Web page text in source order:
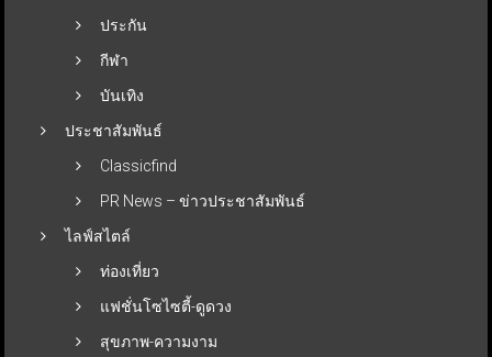
ประกัน
กีฬา
บันเทิง
ประชาสัมพันธ์
Classicfind
PR News – ข่าวประชาสัมพันธ์
ไลฟ์สไตล์
ท่องเที่ยว
แฟชั่นโซไซตี้-ดูดวง
สุขภาพ-ความงาม